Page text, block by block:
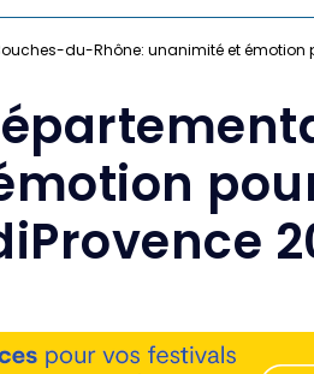
du-Rhône: unanimité et émotion